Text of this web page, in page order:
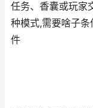
任务、香囊或玩家
种模式,需要啥子
件